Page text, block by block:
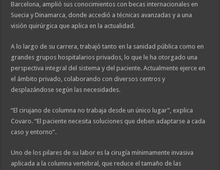
Barcelona, amplió sus conocimientos con becas internacionales en
Suecia y Dinamarca, donde accedió a técnicas avanzadas y a una
visión quirúrgica que aplica en la actualidad.
A lo largo de su carrera, trabajó tanto en la sanidad pública como en
grandes grupos hospitalarios privados, lo que le ha otorgado una
perspectiva integral del sistema y del paciente. Actualmente ejerce en
el ámbito privado, colaborando con diversos centros y
desplazándose según las necesidades.
“El cirujano de columna no trabaja desde un único lugar”, explica
Covaro. “El paciente necesita soluciones que deben adaptarse a cada
caso y entorno”.
Uno de los pilares de su labor es la cirugía mínimamente invasiva
aplicada a la columna vertebral, que reduce el tamaño de las